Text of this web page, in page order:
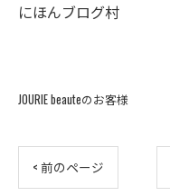
にほんブログ村
JOURIE beauteのお客様
< 前のページ